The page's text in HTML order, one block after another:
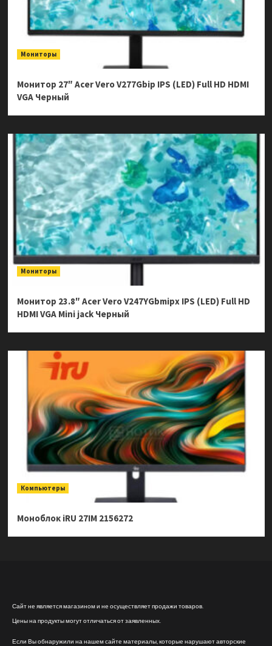
Мониторы
Монитор 27″ Acer Vero V277Gbip IPS (LED) Full HD HDMI
VGA Черный
Мониторы
Монитор 23.8″ Acer Vero V247YGbmipx IPS (LED) Full HD
HDMI VGA Mini jack Черный
Компьютеры
Моноблок iRU 27IM 2156272
Сайт не является магазином и не осуществляет продажи товаров.
Цены на продукты могут отличаться от заявленных.
Если Вы обнаружили на нашем сайте материалы, которые нарушают авторские